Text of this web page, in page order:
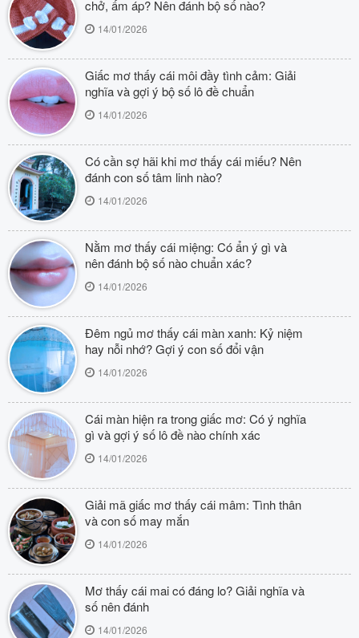
chở, ấm áp? Nên đánh bộ số nào?
14/01/2026
Giấc mơ thấy cái môi đầy tình cảm: Giải
nghĩa và gợi ý bộ số lô đề chuẩn
14/01/2026
Có cần sợ hãi khi mơ thấy cái miếu? Nên
đánh con số tâm linh nào?
14/01/2026
Nằm mơ thấy cái miệng: Có ẩn ý gì và
nên đánh bộ số nào chuẩn xác?
14/01/2026
Đêm ngủ mơ thấy cái màn xanh: Kỷ niệm
hay nỗi nhớ? Gợi ý con số đổi vận
14/01/2026
Cái màn hiện ra trong giấc mơ: Có ý nghĩa
gì và gợi ý số lô đề nào chính xác
14/01/2026
Giải mã giấc mơ thấy cái mâm: Tình thân
và con số may mắn
14/01/2026
Mơ thấy cái mai có đáng lo? Giải nghĩa và
số nên đánh
14/01/2026